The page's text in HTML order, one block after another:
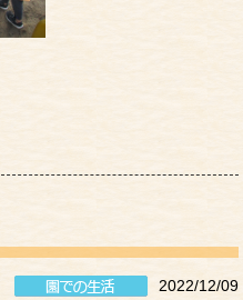
2022/12/09